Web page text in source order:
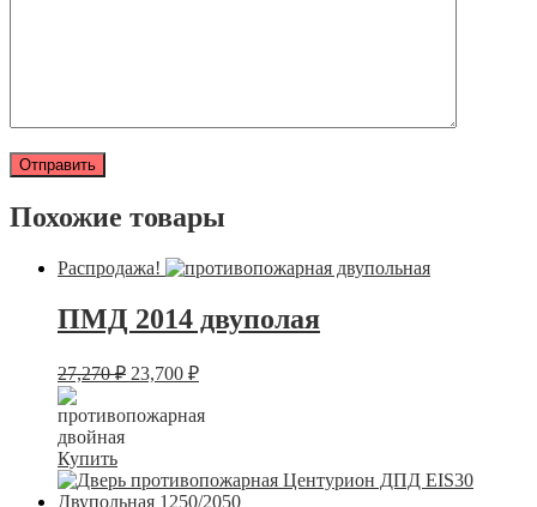
Похожие товары
Распродажа!
ПМД 2014 двуполая
27,270₽ 23,700 ₽
Купить